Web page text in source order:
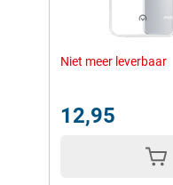
Niet meer leverbaar
12,95